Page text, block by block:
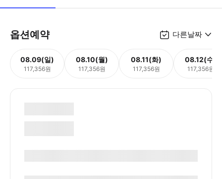
옵션예약 다른날짜
08.09(일)
117,356원
08.10(월)
117,356원
08.11(화)
117,356원
08.12(수)
117,356원